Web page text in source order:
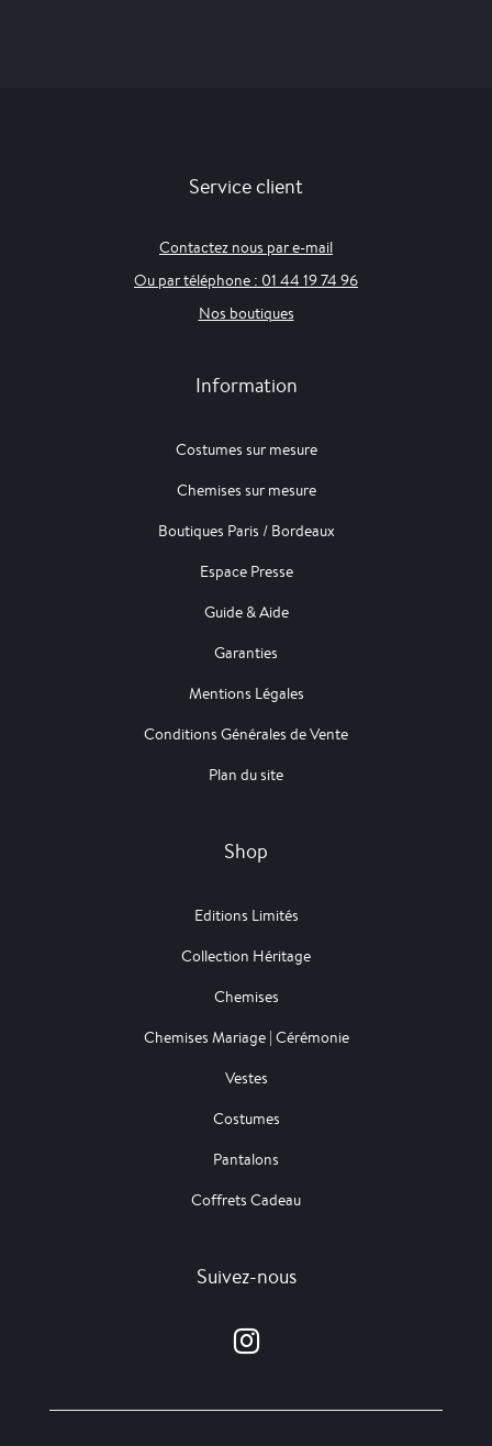
Service client
Contactez nous par e-mail
Ou par téléphone : 01 44 19 74 96
Nos boutiques
Information
Costumes sur mesure
Chemises sur mesure
Boutiques Paris / Bordeaux
Espace Presse
Guide & Aide
Garanties
Mentions Légales
Conditions Générales de Vente
Plan du site
Shop
Editions Limités
Collection Héritage
Chemises
Chemises Mariage | Cérémonie
Vestes
Costumes
Pantalons
Coffrets Cadeau
Suivez-nous